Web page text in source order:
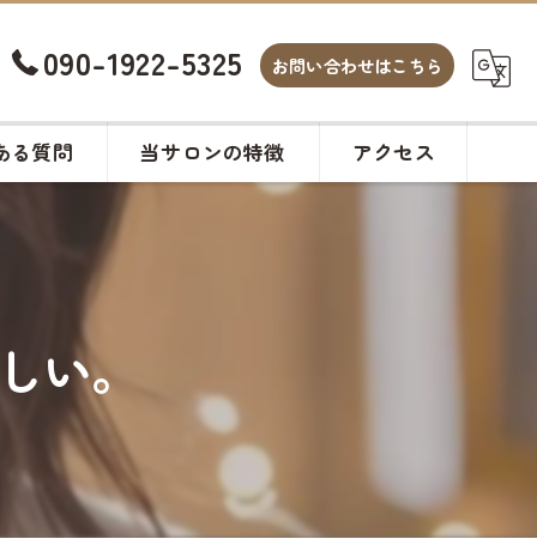
090-1922-5325 お問い合わせはこちら
る質問 当サロンの特徴
カラー
アクセス
い。